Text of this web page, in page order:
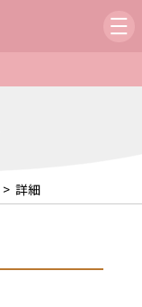
> 詳細